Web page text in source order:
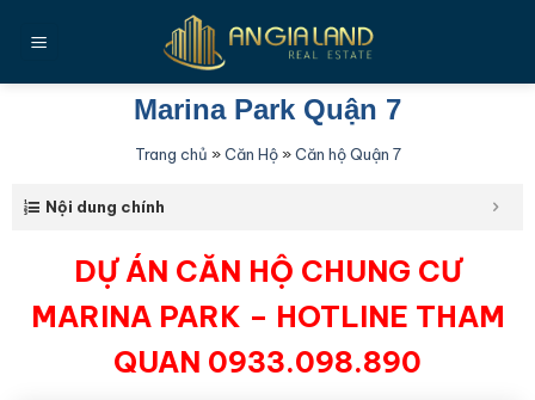
qua
Marina Park Quận 7
Trang chủ »Căn Hộ»Căn hộ Quận 7
Nội dung chính
DỰ ÁN CĂN HỘ CHUNG CƯ
MARINA PARK – HOTLINE THAM
QUAN 0933.098.890